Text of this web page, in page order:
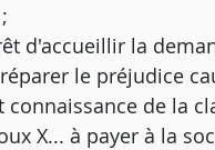
d'accueillir la
le préjudice
de la
X... à payer à la